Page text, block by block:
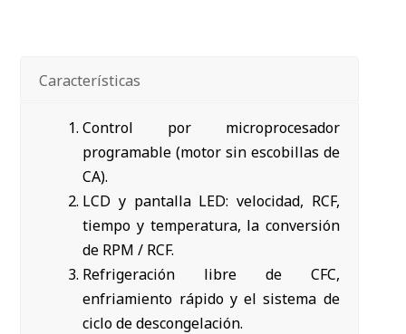
Características
Control por microprocesador
programable (motor sin escobillas de
CA).
LCD y pantalla LED: velocidad, RCF,
tiempo y temperatura, la conversión
de RPM / RCF.
Refrigeración libre de CFC,
enfriamiento rápido y el sistema de
ciclo de descongelación.